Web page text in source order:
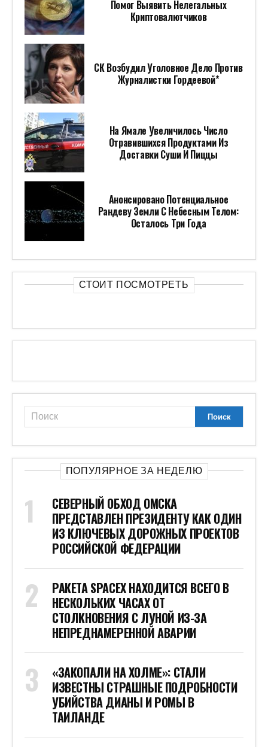
Помог Выявить Нелегальных
Криптовалютчиков
СК Возбудил Уголовное Дело Против
Журналистки Гордеевой*
На Ямале Увеличилось Число
Отравившихся Продуктами Из
Доставки Суши И Пиццы
Анонсировано Потенциальное
Рандеву Земли С Небесным Телом:
Осталось Три Года
СТОИТ ПОСМОТРЕТЬ
ПОПУЛЯРНОЕ ЗА НЕДЕЛЮ
СЕВЕРНЫЙ ОБХОД ОМСКА
ПРЕДСТАВЛЕН ПРЕЗИДЕНТУ КАК ОДИН
ИЗ КЛЮЧЕВЫХ ДОРОЖНЫХ ПРОЕКТОВ
РОССИЙСКОЙ ФЕДЕРАЦИИ
РАКЕТА SPACEX НАХОДИТСЯ ВСЕГО В
НЕСКОЛЬКИХ ЧАСАХ ОТ
СТОЛКНОВЕНИЯ С ЛУНОЙ ИЗ-ЗА
НЕПРЕДНАМЕРЕННОЙ АВАРИИ
«ЗАКОПАЛИ НА ХОЛМЕ»: СТАЛИ
ИЗВЕСТНЫ СТРАШНЫЕ ПОДРОБНОСТИ
УБИЙСТВА ДИАНЫ И РОМЫ В
ТАИЛАНДЕ